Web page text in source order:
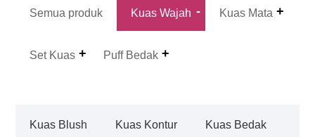
Semua produk Kuas Wajah Kuas Mata
Set Kuas Puff Bedak
Kuas Blush Kuas Kontur Kuas Bedak